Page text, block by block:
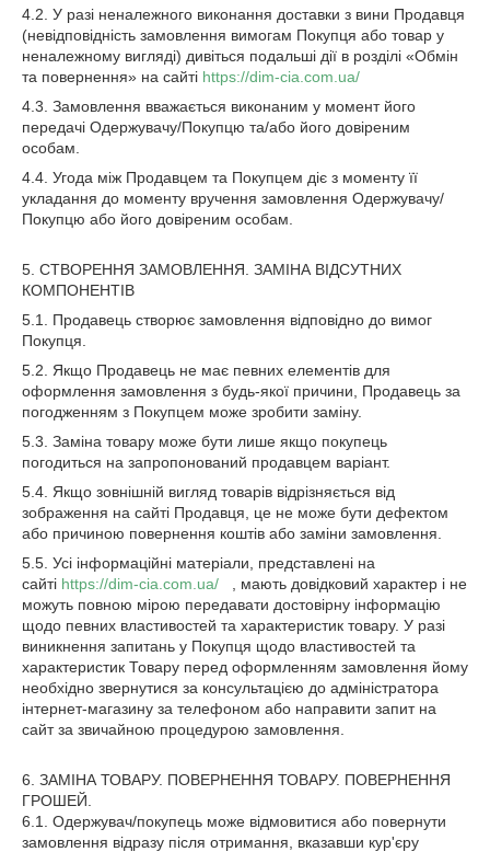
4.2. У разі неналежного виконання доставки з вини Продавця
(невідповідність замовлення вимогам Покупця або товар у
неналежному вигляді) дивіться подальші дії в розділі «Обмін
та повернення» на сайті https://dim-cia.com.ua/
4.3. Замовлення вважається виконаним у момент його
передачі Одержувачу/Покупцю та/або його довіреним
особам.
4.4. Угода між Продавцем та Покупцем діє з моменту її
укладання до моменту вручення замовлення Одержувачу/
Покупцю або його довіреним особам.
5. СТВОРЕННЯ ЗАМОВЛЕННЯ. ЗАМІНА ВІДСУТНИХ
КОМПОНЕНТІВ
5.1. Продавець створює замовлення відповідно до вимог
Покупця.
5.2. Якщо Продавець не має певних елементів для
оформлення замовлення з будь-якої причини, Продавець за
погодженням з Покупцем може зробити заміну.
5.3. Заміна товару може бути лише якщо покупець
погодиться на запропонований продавцем варіант.
5.4. Якщо зовнішній вигляд товарів відрізняється від
зображення на сайті Продавця, це не може бути дефектом
або причиною повернення коштів або заміни замовлення.
5.5. Усі інформаційні матеріали, представлені на
сайті https://dim-cia.com.ua/ , мають довідковий характер і не
можуть повною мірою передавати достовірну інформацію
щодо певних властивостей та характеристик товару. У разі
виникнення запитань у Покупця щодо властивостей та
характеристик Товару перед оформленням замовлення йому
необхідно звернутися за консультацією до адміністратора
інтернет-магазину за телефоном або направити запит на
сайт за звичайною процедурою замовлення.
6. ЗАМІНА ТОВАРУ. ПОВЕРНЕННЯ ТОВАРУ. ПОВЕРНЕННЯ
ГРОШЕЙ.
6.1. Одержувач/покупець може відмовитися або повернути
замовлення відразу після отримання, вказавши кур'єру